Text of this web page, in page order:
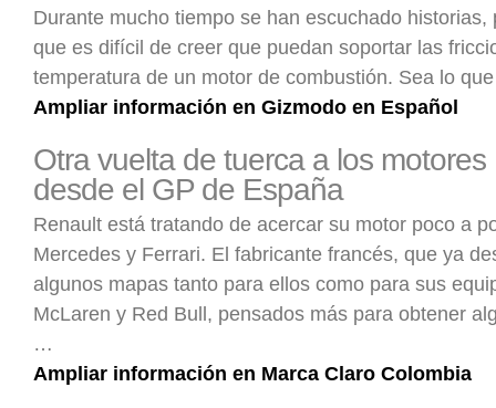
Durante mucho tiempo se han escuchado historias,
que es difícil de creer que puedan soportar las
temperatura de un motor de combustión. Sea lo
Ampliar información en Gizmodo en Español
Otra vuelta de tuerca a los motores
desde el GP de España
Renault está tratando de acercar su motor poco a
Mercedes y Ferrari. El fabricante francés, que ya
algunos mapas tanto para ellos como para sus
McLaren y Red Bull, pensados más para obtener
…
Ampliar información en Marca Claro Colombia